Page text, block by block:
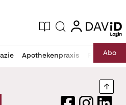
Zeitung
Aktuelle Ausgabe
Suche login
login
Apothekenpraxis RechtAbo
Logo
FacebookInstagram